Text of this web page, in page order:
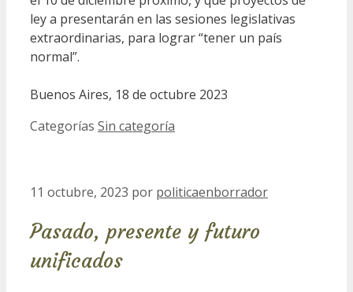
ley a presentarán en las sesiones legislativas
extraordinarias, para lograr “tener un país
normal”.
Buenos Aires, 18 de octubre 2023
Categorías Sin categoría
11 octubre, 2023 por politicaenborrador
Pasado, presente y futuro
unificados